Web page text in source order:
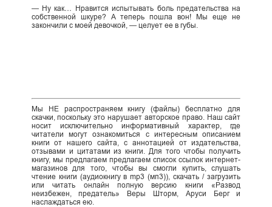
— Ну как… Нравится испытывать боль предательства на
собственной шкуре? А теперь пошла вон! Мы еще не
закончили с моей девочкой, — целует ее в губы.
Мы НЕ распространяем книгу (файлы) бесплатно для
скачки, поскольку это нарушает авторское право. Наш сайт
носит исключительно информативный характер, где
читатели могут ознакомиться с интересным описанием
книги от нашего сайта, с аннотацией от издательства,
отзывами и цитатами из книги. Для того чтобы получить
книгу, мы предлагаем предлагаем список ссылок интернет-
магазинов для того, чтобы вы смогли купить, слушать
чтение книги (аудиокнигу в mp3 (мп3)), скачать / загрузить
или читать онлайн полную версию книги «Развод
неизбежен, предатель» Веры Шторм, Аруси Берг и
наслаждаться ею.